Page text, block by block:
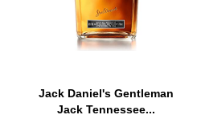
Jack Daniel's Gentleman
Jack Tennessee...